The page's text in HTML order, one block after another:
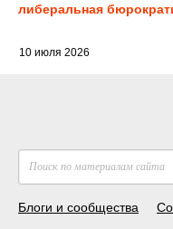
либеральная
10 июля 2026
Блоги и сообщества